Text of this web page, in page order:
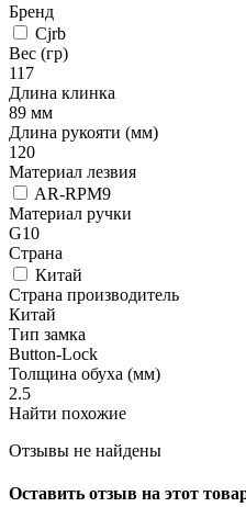
Бренд
Cjrb
Вес (гр)
117
Длина клинка
89 мм
Длина рукояти (мм)
120
Материал лезвия
AR-RPM9
Материал ручки
G10
Страна
Китай
Страна производитель
Китай
Тип замка
Button-Lock
Толщина обуха (мм)
2.5
Найти похожие
Отзывы не найдены
Оставить отзыв на этот